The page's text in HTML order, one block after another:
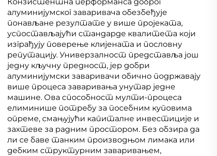
алуминијумског заваривача обезбеђује
понављане резултате у више пројеката,
успостављајући стандарде квалитета који
изграђују поверење клијената и пословну
репутацију. Универзалност представља још
једну кључну предност, јер добри
алуминијумски заваривачи обично подржавају
више процеса заваривања унутар једне
машине. Ова способност мулти-процесa
елиминише потребу за посебним куповима
опреме, смањујући капиталне инвестиције и
захтеве за радним простором. Без обзира да
ли се баве танким производњом лимака или
дебким структурним заваривањем,